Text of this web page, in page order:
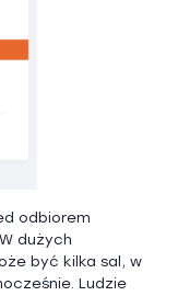
odbiorem
dużych
być kilka sal, w
Ludzie